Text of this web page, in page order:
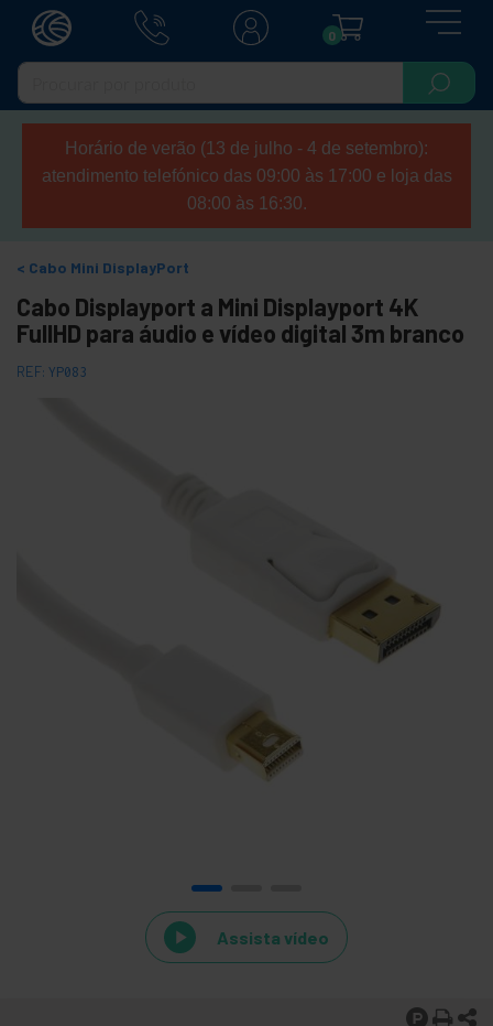
0
Horário de verão (13 de julho - 4 de setembro):
atendimento telefónico das 09:00 às 17:00 e loja das
08:00 às 16:30.
Cabo Mini DisplayPort
Cabo Displayport a Mini Displayport 4K
FullHD para áudio e vídeo digital 3m branco
REF: YP083
Assista vídeo